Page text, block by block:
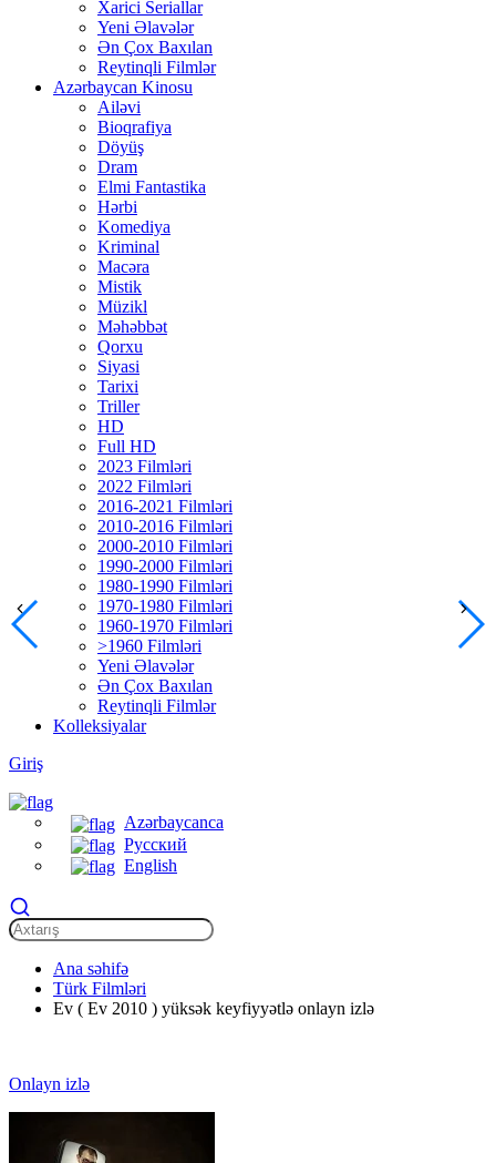
Xarici Seriallar
Yeni Əlavələr
Ən Çox Baxılan
Reytinqli Filmlər
Azərbaycan Kinosu
Ailəvi
Bioqrafiya
Döyüş
Dram
Elmi Fantastika
Hərbi
Komediya
Kriminal
Macəra
Mistik
Müzikl
Məhəbbət
Qorxu
Siyasi
Tarixi
Triller
HD
Full HD
2023 Filmləri
2022 Filmləri
2016-2021 Filmləri
2010-2016 Filmləri
2000-2010 Filmləri
1990-2000 Filmləri
1980-1990 Filmləri
1970-1980 Filmləri
1960-1970 Filmləri
>1960 Filmləri
Yeni Əlavələr
Ən Çox Baxılan
Reytinqli Filmlər
Kolleksiyalar
Giriş
Azərbaycanca
Русский
English
Ana səhifə
Türk Filmləri
Ev ( Ev 2010 ) yüksək keyfiyyətlə onlayn izlə
Onlayn izlə